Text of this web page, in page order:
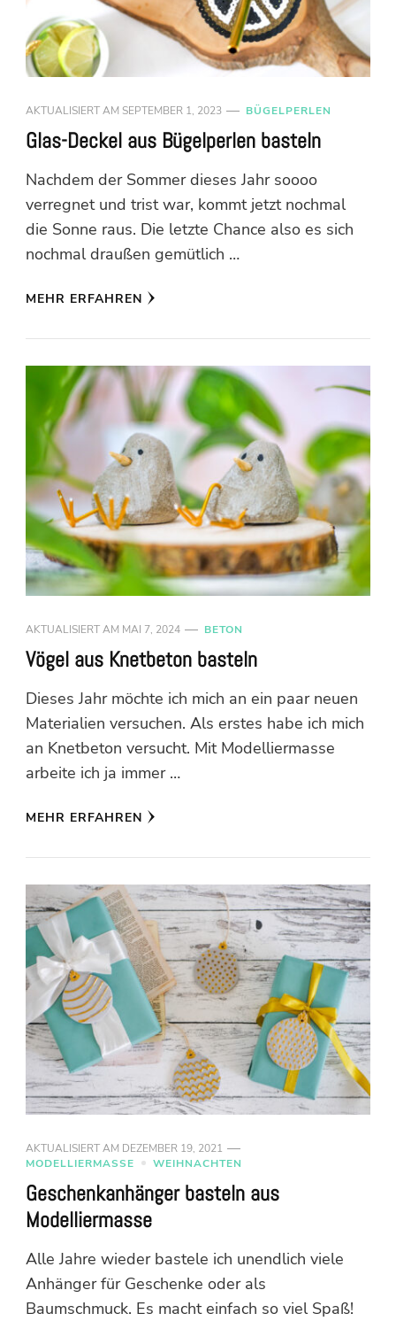
AKTUALISIERT AM SEPTEMBER 1, 2023 BÜGELPERLEN
Glas-Deckel aus Bügelperlen basteln
Nachdem der Sommer dieses Jahr soooo
verregnet und trist war, kommt jetzt nochmal
die Sonne raus. Die letzte Chance also es sich
nochmal draußen gemütlich …
MEHR ERFAHREN
AKTUALISIERT AM MAI 7, 2024 BETON
Vögel aus Knetbeton basteln
Dieses Jahr möchte ich mich an ein paar neuen
Materialien versuchen. Als erstes habe ich mich
an Knetbeton versucht. Mit Modelliermasse
arbeite ich ja immer …
MEHR ERFAHREN
AKTUALISIERT AM DEZEMBER 19, 2021
MODELLIERMASSE
WEIHNACHTEN
Geschenkanhänger basteln aus
Modelliermasse
Alle Jahre wieder bastele ich unendlich viele
Anhänger für Geschenke oder als
Baumschmuck. Es macht einfach so viel Spaß!